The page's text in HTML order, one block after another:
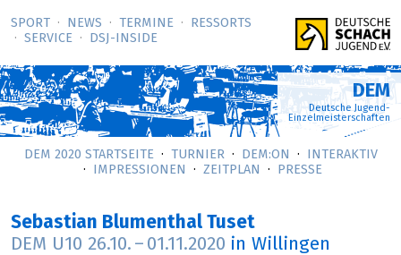
SPORT NEWS TERMINE
RESSORTS
SERVICE
DSJ-­INSIDE
DEM
Deutsche Jugend-
Einzelmeisterschaften
DEM 2020 STARTSEITE TURNIER DEM:ON
INTERAKTIV
IMPRESSIONEN
ZEITPLAN PRESSE
Sebastian Blumenthal Tuset
DEM U10 26.10. – 01.11.2020 in Willingen